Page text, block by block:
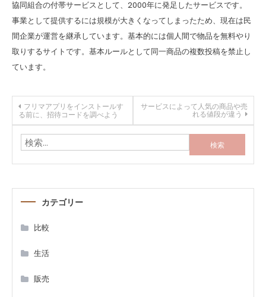
協同組合の付帯サービスとして、2000年に発足したサービスです。
事業として提供するには規模が大きくなってしまったため、現在は民
間企業が運営を継承しています。基本的には個人間で物品を無料やり
取りするサイトです。基本ルールとして同一商品の複数投稿を禁止し
ています。
投
稿
ナ
ビ
フリマアプリをインストールす
る前に、招待コードを調べよう
サービスによって人気の商品や売
れる値段が違う
索:
カテゴリー
比較
生活
販売